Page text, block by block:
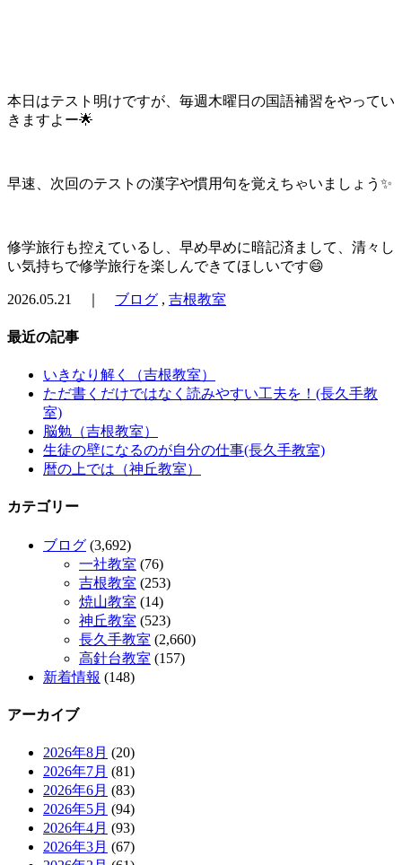
本日はテスト明けですが、毎週木曜日の国語補習をやってい
きますよー🌟
早速、次回のテストの漢字や慣用句を覚えちゃいましょう✨
修学旅行も控えているし、早め早めに暗記済まして、清々し
い気持ちで修学旅行を楽しんできてほしいです😄
2026.05.21 ｜ ブログ , 吉根教室
最近の記事
いきなり解く（吉根教室）
ただ書くだけではなく読みやすい工夫を！(長久手教
室)
脳勉（吉根教室）
生徒の壁になるのが自分の仕事(長久手教室)
暦の上では（神丘教室）
カテゴリー
ブログ (3,692)
一社教室 (76)
吉根教室 (253)
焼山教室 (14)
神丘教室 (523)
長久手教室 (2,660)
高針台教室 (157)
新着情報 (148)
アーカイブ
2026年8月 (20)
2026年7月 (81)
2026年6月 (83)
2026年5月 (94)
2026年4月 (93)
2026年3月 (67)